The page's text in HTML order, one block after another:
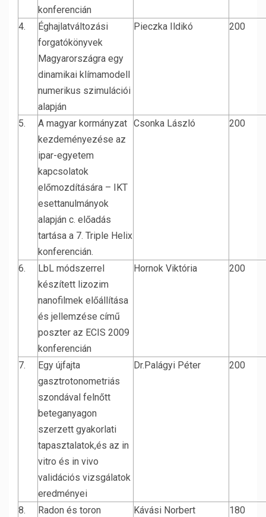
konferencián
4.
Éghajlatváltozási
forgatókönyvek
Magyarországra egy
dinamikai klímamodell
numerikus szimulációi
alapján
Pieczka Ildikó 200
5.
A magyar kormányzat
kezdeményezése az
ipar-egyetem
kapcsolatok
előmozdítására – IKT
esettanulmányok
alapján c. előadás
tartása a 7. Triple Helix
konferencián.
Csonka László 200
6.
LbL módszerrel
készített lizozim
nanofilmek előállítása
és jellemzése című
poszter az ECIS 2009
konferencián
Hornok Viktória 200
7.
Egy újfajta
gasztrotonometriás
szondával felnőtt
beteganyagon
szerzett gyakorlati
tapasztalatok,és az in
vitro és in vivo
validációs vizsgálatok
eredményei
Dr.Palágyi Péter 200
8.
Radon és toron
Kávási Norbert 180